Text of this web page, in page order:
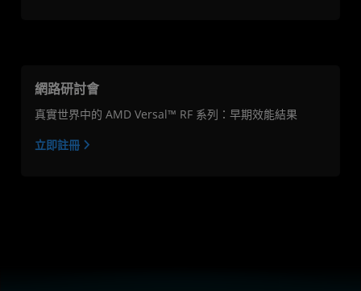
網路研討會
真實世界中的 AMD Versal™ RF 系列：早期效能結果
立即註冊